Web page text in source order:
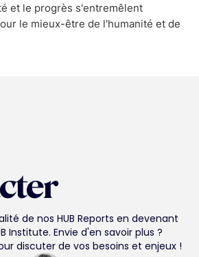
et le progrès s'entremêlent
le mieux-être de l'humanité et de
de nos HUB Reports en devenant
Institute. Envie d'en savoir plus ?
discuter de vos besoins et enjeux !